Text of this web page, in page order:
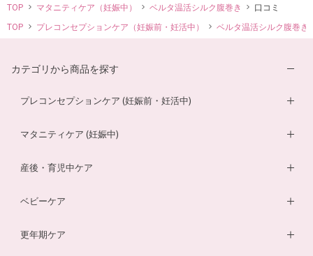
TOP
マタニティケア（妊娠中） ベルタ温活シルク腹巻き
口コミ
TOP
プレコンセプションケア（妊娠前・妊活中） ベルタ温活シルク腹巻き
カテゴリから商品を探す
プレコンセプションケア (妊娠前・妊活中)
妊活サプリ
マタニティケア (妊娠中)
葉酸サプリ
産後・育児中ケア
DHA・EPAサプリ
ベビーケア
ベビーオイル
更年期ケア